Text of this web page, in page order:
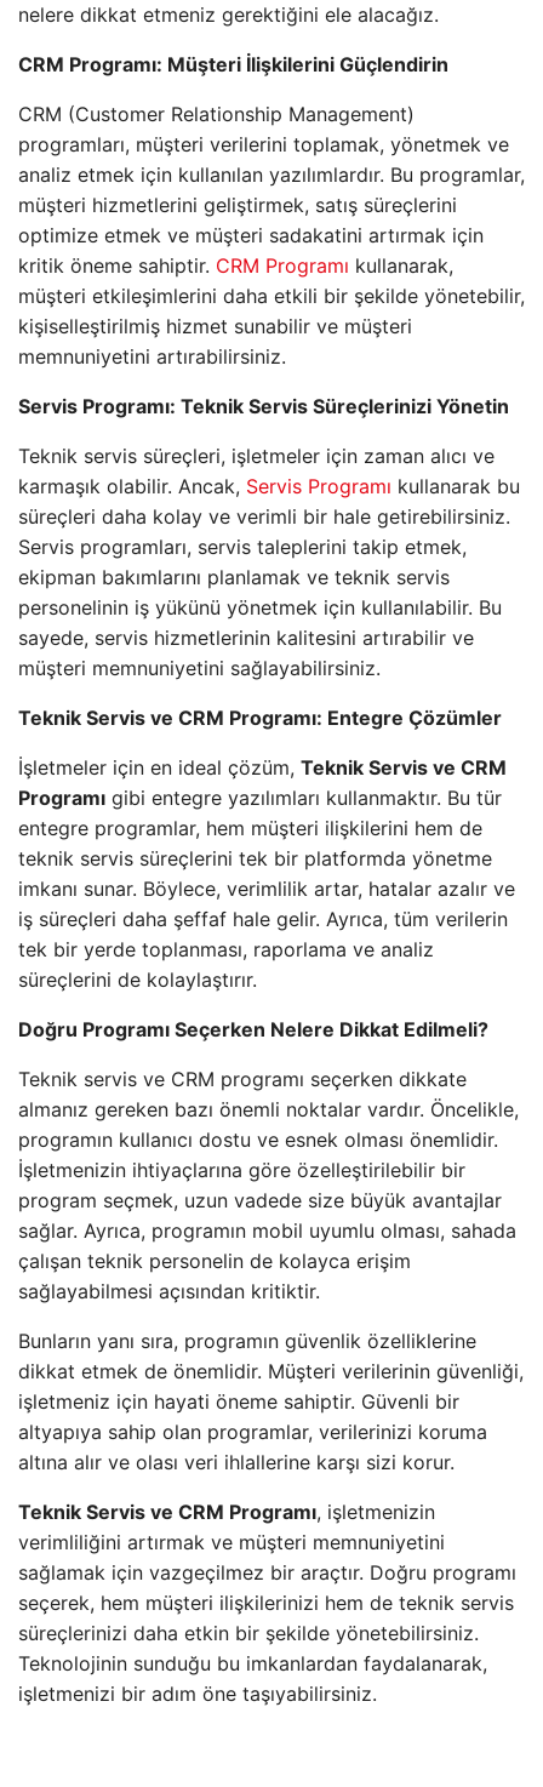
nelere dikkat etmeniz gerektiğini ele alacağız.
CRM Programı: Müşteri İlişkilerini Güçlendirin
CRM (Customer Relationship Management)
programları, müşteri verilerini toplamak, yönetmek ve
analiz etmek için kullanılan yazılımlardır. Bu programlar,
müşteri hizmetlerini geliştirmek, satış süreçlerini
optimize etmek ve müşteri sadakatini artırmak için
kritik öneme sahiptir. CRM Programı kullanarak,
müşteri etkileşimlerini daha etkili bir şekilde yönetebilir,
kişiselleştirilmiş hizmet sunabilir ve müşteri
memnuniyetini artırabilirsiniz.
Servis Programı: Teknik Servis Süreçlerinizi Yönetin
Teknik servis süreçleri, işletmeler için zaman alıcı ve
karmaşık olabilir. Ancak, Servis Programı kullanarak bu
süreçleri daha kolay ve verimli bir hale getirebilirsiniz.
Servis programları, servis taleplerini takip etmek,
ekipman bakımlarını planlamak ve teknik servis
personelinin iş yükünü yönetmek için kullanılabilir. Bu
sayede, servis hizmetlerinin kalitesini artırabilir ve
müşteri memnuniyetini sağlayabilirsiniz.
Teknik Servis ve CRM Programı: Entegre Çözümler
İşletmeler için en ideal çözüm, Teknik Servis ve CRM
Programı gibi entegre yazılımları kullanmaktır. Bu tür
entegre programlar, hem müşteri ilişkilerini hem de
teknik servis süreçlerini tek bir platformda yönetme
imkanı sunar. Böylece, verimlilik artar, hatalar azalır ve
iş süreçleri daha şeffaf hale gelir. Ayrıca, tüm verilerin
tek bir yerde toplanması, raporlama ve analiz
süreçlerini de kolaylaştırır.
Doğru Programı Seçerken Nelere Dikkat Edilmeli?
Teknik servis ve CRM programı seçerken dikkate
almanız gereken bazı önemli noktalar vardır. Öncelikle,
programın kullanıcı dostu ve esnek olması önemlidir.
İşletmenizin ihtiyaçlarına göre özelleştirilebilir bir
program seçmek, uzun vadede size büyük avantajlar
sağlar. Ayrıca, programın mobil uyumlu olması, sahada
çalışan teknik personelin de kolayca erişim
sağlayabilmesi açısından kritiktir.
Bunların yanı sıra, programın güvenlik özelliklerine
dikkat etmek de önemlidir. Müşteri verilerinin güvenliği,
işletmeniz için hayati öneme sahiptir. Güvenli bir
altyapıya sahip olan programlar, verilerinizi koruma
altına alır ve olası veri ihlallerine karşı sizi korur.
Teknik Servis ve CRM Programı, işletmenizin
verimliliğini artırmak ve müşteri memnuniyetini
sağlamak için vazgeçilmez bir araçtır. Doğru programı
seçerek, hem müşteri ilişkilerinizi hem de teknik servis
süreçlerinizi daha etkin bir şekilde yönetebilirsiniz.
Teknolojinin sunduğu bu imkanlardan faydalanarak,
işletmenizi bir adım öne taşıyabilirsiniz.